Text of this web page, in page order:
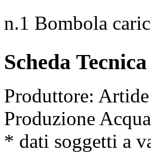
n.1 Bombola
Scheda Tecnica
Produttore:
Produzione
* dati soggetti a